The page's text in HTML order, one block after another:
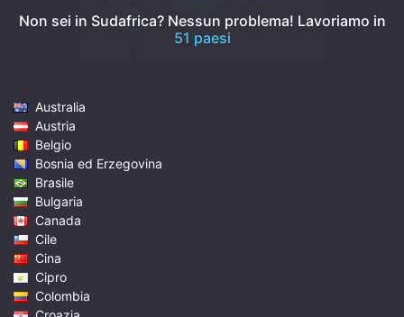
Non sei in Sudafrica? Nessun problema! Lavoriamo in
51 paesi
Australia
Austria
Belgio
Bosnia ed Erzegovina
Brasile
Bulgaria
Canada
Cile
Cina
Cipro
Colombia